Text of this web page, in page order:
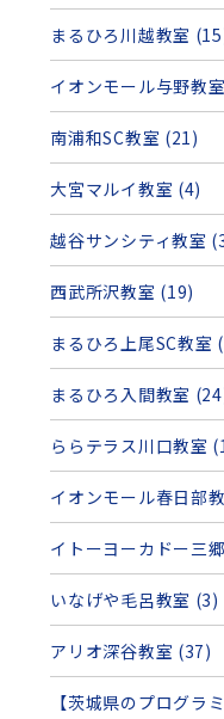
まるひろ川越教室
イオンモール与野教
南浦和SC教室 (21)
大宮マルイ教室 (4)
越谷サンシティ教室
西武所沢教室 (19)
まるひろ上尾SC教室
まるひろ入間教室
ららテラス川口教室
イオンモール春日部
イトーヨーカドー三
いなげや毛呂教室 (3)
アリオ深谷教室 (37)
【茨城県のプログラ